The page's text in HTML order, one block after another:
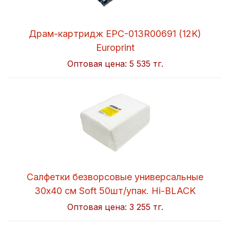
Драм-картридж EPC-013R00691 (12K)
Europrint
Оптовая цена: 5 535 тг.
Салфетки безворсовые универсальные
30x40 см Soft 50шт/упак. Hi-BLACK
Оптовая цена: 3 255 тг.